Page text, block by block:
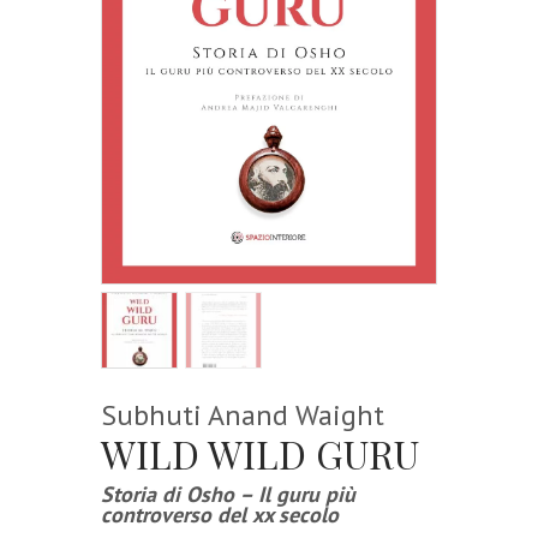
Subhuti Anand Waight
WILD WILD GURU
Storia di Osho – Il guru più
controverso del xx secolo